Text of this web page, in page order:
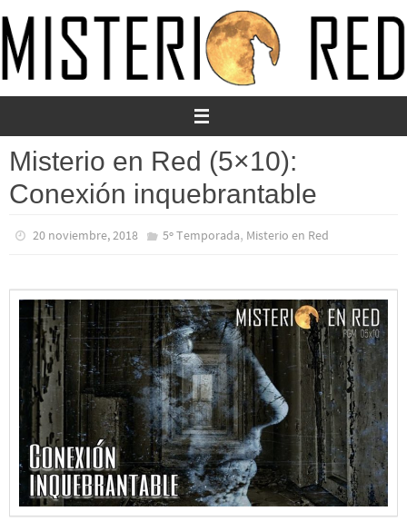
al
contenido
Misterio en Red (5×10):
Conexión inquebrantable
20 noviembre, 2018 5º Temporada, Misterio en Red